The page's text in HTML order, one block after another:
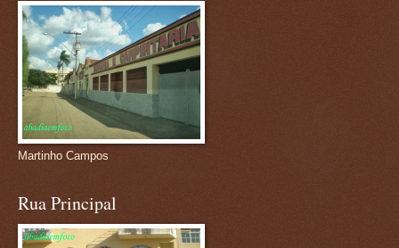
Martinho Campos
Rua Principal